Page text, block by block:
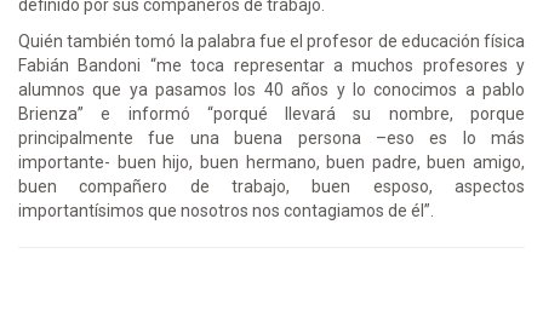
definido por sus compañeros de trabajo.
Quién también tomó la palabra fue el profesor de educación física
Fabián Bandoni “me toca representar a muchos profesores y
alumnos que ya pasamos los 40 años y lo conocimos a pablo
Brienza” e informó “porqué llevará su nombre, porque
principalmente fue una buena persona –eso es lo más
importante- buen hijo, buen hermano, buen padre, buen amigo,
buen compañero de trabajo, buen esposo, aspectos
importantísimos que nosotros nos contagiamos de él”.